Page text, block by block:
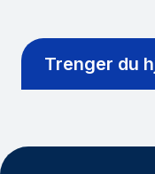
Trenger du